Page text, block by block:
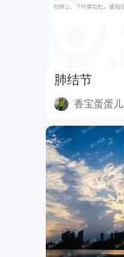
肺结节
香宝蛋蛋儿